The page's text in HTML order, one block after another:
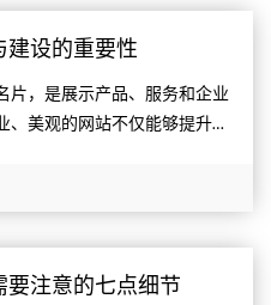
建设的重要性
片，是展示产品、服务和企业
、美观的网站不仅能够提升企
要注意的七点细节